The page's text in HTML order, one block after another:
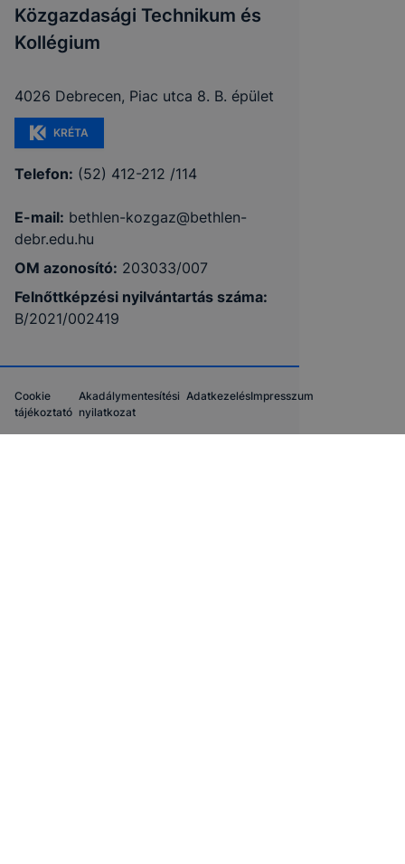
Közgazdasági Technikum és
Kollégium
4026 Debrecen, Piac utca 8. B. épület
KRÉTA
Telefon: (52) 412-212 /114
E-mail: bethlen-kozgaz@bethlen-
debr.edu.hu
OM azonosító: 203033/007
Felnőttképzési nyilvántartás száma:
B/2021/002419
Cookie
tájékoztató
Akadálymentesítési
nyilatkozat
AdatkezelésImpresszum